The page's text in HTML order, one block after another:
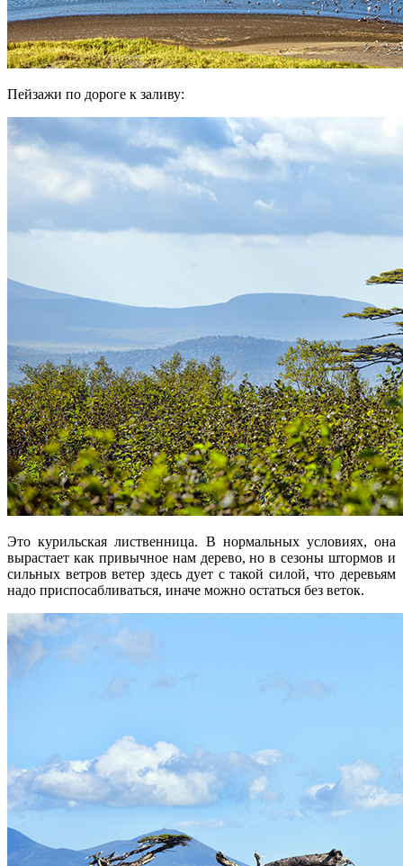
Пейзажи по дороге к заливу:
Это курильская лиственница. В нормальных условиях, она
вырастает как привычное нам дерево, но в сезоны штормов и
сильных ветров ветер здесь дует с такой силой, что деревьям
надо приспосабливаться, иначе можно остаться без веток.